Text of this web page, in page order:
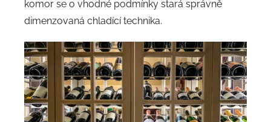
komor se o vhodné podmínky stará správně
dimenzovaná chladící technika.